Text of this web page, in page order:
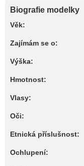
Biografie modelky
Věk:
Zajímám se o:
Výška:
Hmotnost:
Vlasy:
Oči:
Etnická příslušnost:
Ochlupení: